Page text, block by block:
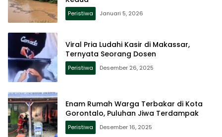
Peristiwa Januari 5, 2026
Viral Pria Ludahi Kasir di Makassar,
Ternyata Seorang Dosen
Peristiwa Desember 26, 2025
Enam Rumah Warga Terbakar di Kota
Gorontalo, Puluhan Jiwa Terdampak
Peristiwa Desember 16, 2025